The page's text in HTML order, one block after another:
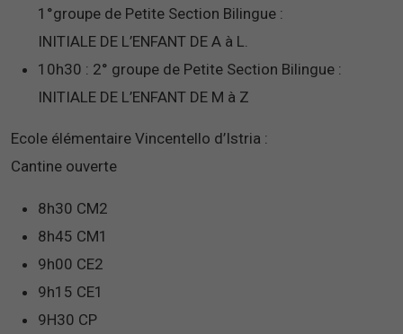
1°groupe de Petite Section Bilingue :
INITIALE DE L’ENFANT DE A à L.
10h30 : 2° groupe de Petite Section Bilingue :
INITIALE DE L’ENFANT DE M à Z
Ecole élémentaire Vincentello d’Istria :
Cantine ouverte
8h30 CM2
8h45 CM1
9h00 CE2
9h15 CE1
9H30 CP